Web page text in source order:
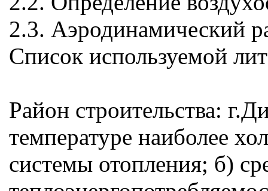
2.3. Аэродинамический
Список используемой
Район строительства:
температуре наиболее
системы отопления; б)